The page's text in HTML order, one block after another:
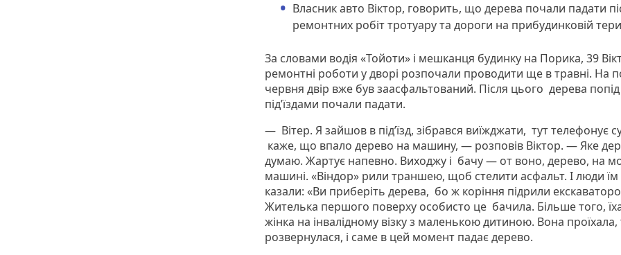
Власник авто Віктор, говорить, що дерева почали падати
ремонтних робіт тротуару та дороги на прибудинковій
За словами водія «Тойоти» і мешканця будинку на Порика, 39
ремонтні роботи у дворі розпочали проводити ще в травні. На
червня двір вже був заасфальтований. Після цього дерева попід
під’їздами почали падати.
— Вітер. Я зайшов в під’їзд, зібрався виїжджати, тут телефонує
каже, що впало дерево на машину, — розповів Віктор. — Яке
думаю. Жартує напевно. Виходжу і бачу — от воно, дерево, на
машині. «Віндор» рили траншею, щоб стелити асфальт. І люди їм
казали: «Ви приберіть дерева, бо ж коріння підрили
Жителька першого поверху особисто це бачила. Більше того,
жінка на інвалідному візку з маленькою дитиною. Вона проїхала,
розвернулася, і саме в цей момент падає дерево.